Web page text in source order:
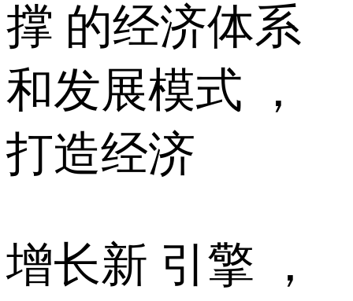
撑 的经济体系
和发展模式 ，
打造经济
增长新 引擎 ，